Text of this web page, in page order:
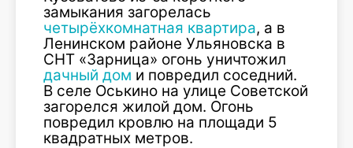
замыкания загорелась
четырёхкомнатная квартира, а в
Ленинском районе Ульяновска в
СНТ «Зарница» огонь уничтожил
дачный дом и повредил соседний.
В селе Оськино на улице Советской
загорелся жилой дом. Огонь
повредил кровлю на площади 5
квадратных метров.